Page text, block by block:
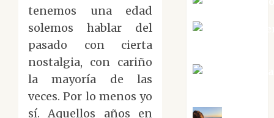
tenemos una edad
solemos hablar del
pasado con cierta
nostalgia, con cariño
la mayoría de las
veces. Por lo menos yo
sí. Aquellos años en